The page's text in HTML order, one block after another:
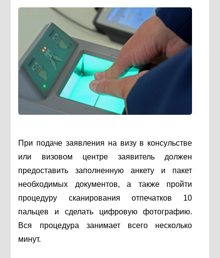
При подаче заявления на визу в консульстве
или визовом центре заявитель должен
предоставить заполненную анкету и пакет
необходимых документов, а также пройти
процедуру сканирования отпечатков 10
пальцев и сделать цифровую фотографию.
Вся процедура занимает всего несколько
минут.